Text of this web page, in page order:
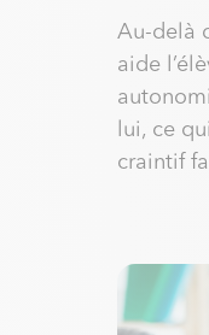
Au-delà
aide
lui, ce
craintif